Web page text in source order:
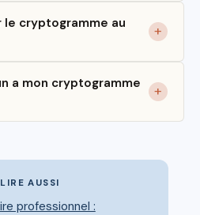
le cryptogramme au
a mon cryptogramme
AUSSI
professionnel :